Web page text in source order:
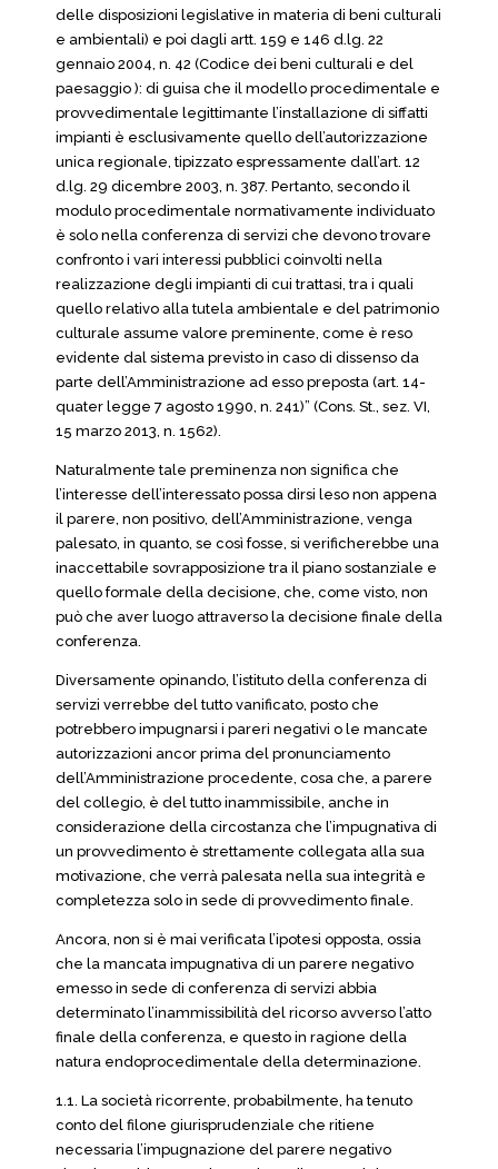
delle disposizioni legislative in materia di beni culturali
e ambientali) e poi dagli artt. 159 e 146 d.lg. 22
gennaio 2004, n. 42 (Codice dei beni culturali e del
paesaggio ): di guisa che il modello procedimentale e
provvedimentale legittimante l’installazione di siffatti
impianti è esclusivamente quello dell’autorizzazione
unica regionale, tipizzato espressamente dall’art. 12
d.lg. 29 dicembre 2003, n. 387. Pertanto, secondo il
modulo procedimentale normativamente individuato
è solo nella conferenza di servizi che devono trovare
confronto i vari interessi pubblici coinvolti nella
realizzazione degli impianti di cui trattasi, tra i quali
quello relativo alla tutela ambientale e del patrimonio
culturale assume valore preminente, come è reso
evidente dal sistema previsto in caso di dissenso da
parte dell’Amministrazione ad esso preposta (art. 14-
quater legge 7 agosto 1990, n. 241)” (Cons. St., sez. VI,
15 marzo 2013, n. 1562).
Naturalmente tale preminenza non significa che
l’interesse dell’interessato possa dirsi leso non appena
il parere, non positivo, dell’Amministrazione, venga
palesato, in quanto, se così fosse, si verificherebbe una
inaccettabile sovrapposizione tra il piano sostanziale e
quello formale della decisione, che, come visto, non
può che aver luogo attraverso la decisione finale della
conferenza.
Diversamente opinando, l’istituto della conferenza di
servizi verrebbe del tutto vanificato, posto che
potrebbero impugnarsi i pareri negativi o le mancate
autorizzazioni ancor prima del pronunciamento
dell’Amministrazione procedente, cosa che, a parere
del collegio, è del tutto inammissibile, anche in
considerazione della circostanza che l’impugnativa di
un provvedimento è strettamente collegata alla sua
motivazione, che verrà palesata nella sua integrità e
completezza solo in sede di provvedimento finale.
Ancora, non si è mai verificata l’ipotesi opposta, ossia
che la mancata impugnativa di un parere negativo
emesso in sede di conferenza di servizi abbia
determinato l’inammissibilità del ricorso avverso l’atto
finale della conferenza, e questo in ragione della
natura endoprocedimentale della determinazione.
1.1. La società ricorrente, probabilmente, ha tenuto
conto del filone giurisprudenziale che ritiene
necessaria l’impugnazione del parere negativo